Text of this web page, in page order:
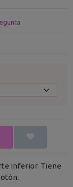
inferior. Tiene